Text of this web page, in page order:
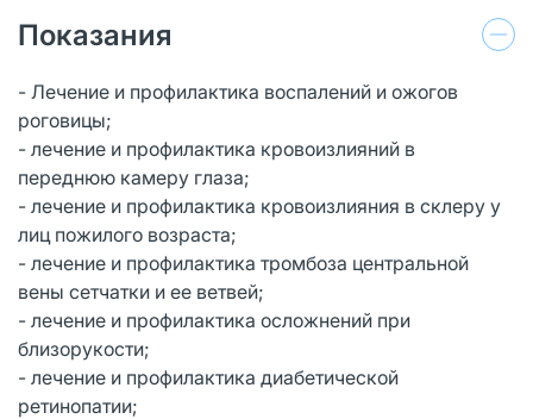
Показания
- Лечение и профилактика воспалений и ожогов
роговицы;
- лечение и профилактика кровоизлияний в
переднюю камеру глаза;
- лечение и профилактика кровоизлияния в склеру у
лиц пожилого возраста;
- лечение и профилактика тромбоза центральной
вены сетчатки и ее ветвей;
- лечение и профилактика осложнений при
близорукости;
- лечение и профилактика диабетической
ретинопатии;